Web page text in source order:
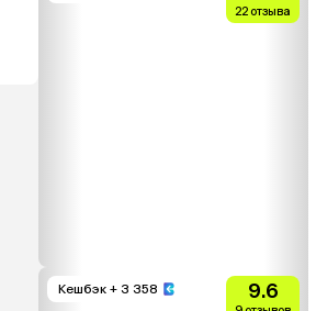
22 отзыва
Кешбэк + 3 358 9.6